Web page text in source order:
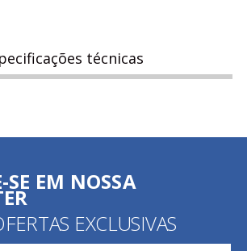
técnicas
SE EM NOSSA
EXCLUSIVAS